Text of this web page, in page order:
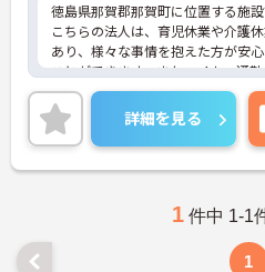
徳島県那賀郡那賀町に位置する施設
こちらの法人は、育児休業や介護
あり、様々な事情を抱えた方が安
ことができます。またマイカー通
興味のある方はご面接のポイント
で、お気軽にお問い合わせくださ
詳細を見る
1 件中 1-1
1